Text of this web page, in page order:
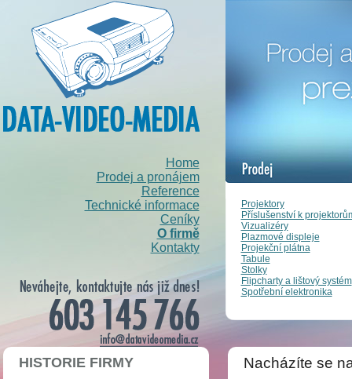
Home
Prodej a pronájem
Reference
Technické informace
Ceníky
O firmě
Kontakty
Projektory
Příslušenství k
Vizualizéry
Plazmové displeje
Projekční plátna
Tabule
Stolky
Flipcharty a lištový systém
Spotřební elektronika
HISTORIE FIRMY Nacházíte se